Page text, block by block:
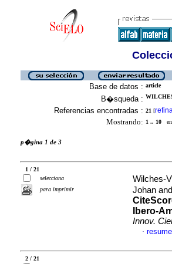
Base de datos : article
B�squeda :
Referencias encontradas : 21 [
Mostrando: 1 .. 10 en
p�gina 1 de 3
1 / 21
selecciona
para imprimir
Wilches-
Johan
Ibero-
Innov.
·
2 / 21